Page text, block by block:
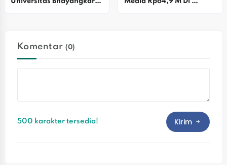
Berdaya Saing Global
Komentar(0)
500 karakter tersedia! Kirim